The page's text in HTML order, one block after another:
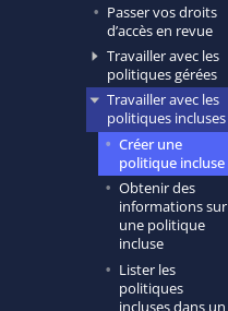
Passer vos droits
d’accès en revue
Travailler avec les
politiques gérées
Travailler avec les
politiques incluses
Créer une
politique incluse
Obtenir des
informations sur
une politique
incluse
Lister les
politiques
incluses dans un